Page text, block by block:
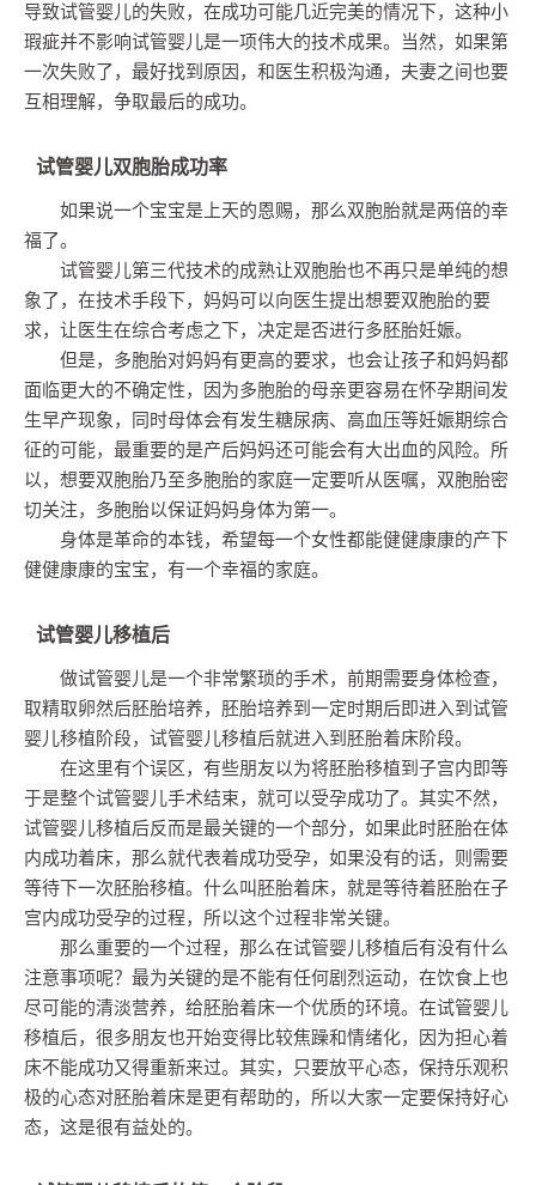
导致试管婴儿的失败，在成功可能几近完美的情况下，这种小
瑕疵并不影响试管婴儿是一项伟大的技术成果。当然，如果第
一次失败了，最好找到原因，和医生积极沟通，夫妻之间也要
互相理解，争取最后的成功。
试管婴儿双胞胎成功率
如果说一个宝宝是上天的恩赐，那么双胞胎就是两倍的幸
福了。
试管婴儿第三代技术的成熟让双胞胎也不再只是单纯的想
象了，在技术手段下，妈妈可以向医生提出想要双胞胎的要
求，让医生在综合考虑之下，决定是否进行多胚胎妊娠。
但是，多胞胎对妈妈有更高的要求，也会让孩子和妈妈都
面临更大的不确定性，因为多胞胎的母亲更容易在怀孕期间发
生早产现象，同时母体会有发生糖尿病、高血压等妊娠期综合
征的可能，最重要的是产后妈妈还可能会有大出血的风险。所
以，想要双胞胎乃至多胞胎的家庭一定要听从医嘱，双胞胎密
切关注，多胞胎以保证妈妈身体为第一。
身体是革命的本钱，希望每一个女性都能健健康康的产下
健健康康的宝宝，有一个幸福的家庭。
试管婴儿移植后
做试管婴儿是一个非常繁琐的手术，前期需要身体检查，
取精取卵然后胚胎培养，胚胎培养到一定时期后即进入到试管
婴儿移植阶段，试管婴儿移植后就进入到胚胎着床阶段。
在这里有个误区，有些朋友以为将胚胎移植到子宫内即等
于是整个试管婴儿手术结束，就可以受孕成功了。其实不然，
试管婴儿移植后反而是最关键的一个部分，如果此时胚胎在体
内成功着床，那么就代表着成功受孕，如果没有的话，则需要
等待下一次胚胎移植。什么叫胚胎着床，就是等待着胚胎在子
宫内成功受孕的过程，所以这个过程非常关键。
那么重要的一个过程，那么在试管婴儿移植后有没有什么
注意事项呢？最为关键的是不能有任何剧烈运动，在饮食上也
尽可能的清淡营养，给胚胎着床一个优质的环境。在试管婴儿
移植后，很多朋友也开始变得比较焦躁和情绪化，因为担心着
床不能成功又得重新来过。其实，只要放平心态，保持乐观积
极的心态对胚胎着床是更有帮助的，所以大家一定要保持好心
态，这是很有益处的。